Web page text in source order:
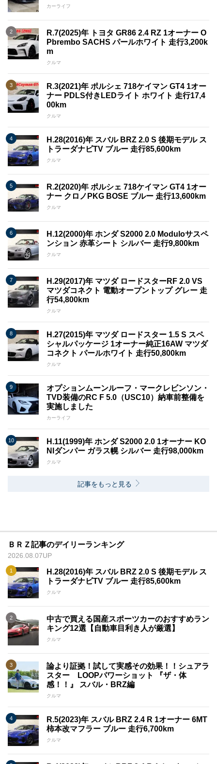
カーライフ
R.7(2025)年 トヨタ GR86 2.4 RZ 1オーナー O
Pbrembo SACHS パールホワイト 走行3,200k
m
クルマ
R.3(2021)年 ポルシェ 718ケイマン GT4 1オー
ナー PDLS付きLEDライト ホワイト 走行17,4
00km
クルマ
H.28(2016)年 スバル BRZ 2.0 S 後期モデル ス
トラーダナビTV ブルー 走行85,600km
クルマ
R.2(2020)年 ポルシェ 718ケイマン GT4 1オー
ナー クロノPKG BOSE ブルー 走行13,600km
クルマ
H.12(2000)年 ホンダ S2000 2.0 Moduloサスペ
ンション 赤革シート シルバー 走行9,800km
クルマ
H.29(2017)年 マツダ ロードスターRF 2.0 VS
マツダコネクト 電動オープントップ グレー 走
行54,800km
クルマ
H.27(2015)年 マツダ ロードスター 1.5 S スペ
シャルパッケージ 1オーナー純正16AW マツダ
コネクト パールホワイト 走行50,800km
クルマ
オプションムーンルーフ・マークレビンソン・
TVD装備のRC F 5.0（USC10）納車前整備を
実施しました
カーライフ
H.11(1999)年 ホンダ S2000 2.0 1オーナー KO
NIダンパー ガラス幌 シルバー 走行98,000km
クルマ
記事をもっと見る
ＢＲＺ記事のデイリーランキング
2026.08.07UP
H.28(2016)年 スバル BRZ 2.0 S 後期モデル ス
トラーダナビTV ブルー 走行85,600km
クルマ
中古で買える国産スポーツカーのおすすめラン
キング12選【自動車目利き人が厳選】
クルマ
論より証拠！試して実感その効果！！シュアラ
スター LOOPパワーショット 『ザ・体
感！！』 スバル・BRZ編
クルマ
R.5(2023)年 スバル BRZ 2.4 R 1オーナー 6MT
柿本改マフラー ブルー 走行6,700km
クルマ